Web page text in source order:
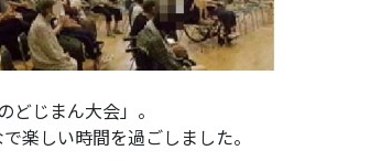
どじまん大会」。
楽しい時間を過ごしました。